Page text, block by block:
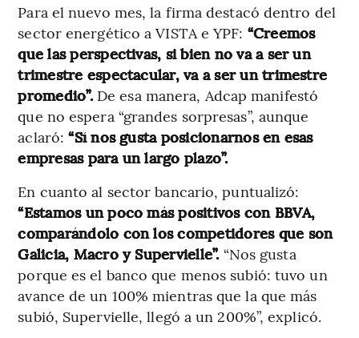
Para el nuevo mes, la firma destacó dentro del
sector energético a VISTA e YPF: “Creemos
que las perspectivas, si bien no va a ser un
trimestre espectacular, va a ser un trimestre
promedio”. De esa manera, Adcap manifestó
que no espera “grandes sorpresas”, aunque
aclaró: “Sí nos gusta posicionarnos en esas
empresas para un largo plazo”.
En cuanto al sector bancario, puntualizó:
“Estamos un poco más positivos con BBVA,
comparándolo con los competidores que son
Galicia, Macro y Supervielle”. “Nos gusta
porque es el banco que menos subió: tuvo un
avance de un 100% mientras que la que más
subió, Supervielle, llegó a un 200%”, explicó.